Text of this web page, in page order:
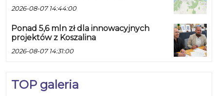
2026-08-07 14:44:00
Ponad 5,6 mln zł dla innowacyjnych
projektów z Koszalina
2026-08-07 14:31:00
TOP galeria